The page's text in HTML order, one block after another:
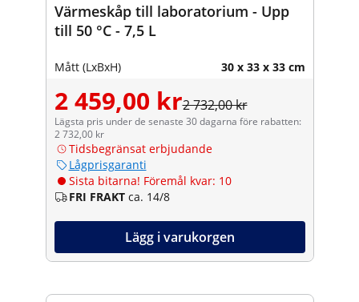
Värmeskåp till laboratorium - Upp
till 50 °C - 7,5 L
Mått (LxBxH) 30 x 33 x 33 cm
2 459,00 kr2 732,00 kr
Lägsta pris under de senaste 30 dagarna före rabatten:
2 732,00 kr
Tidsbegränsat erbjudande
Lågprisgaranti
Sista bitarna! Föremål kvar: 10
FRI FRAKT ca. 14/8
Lägg i varukorgen